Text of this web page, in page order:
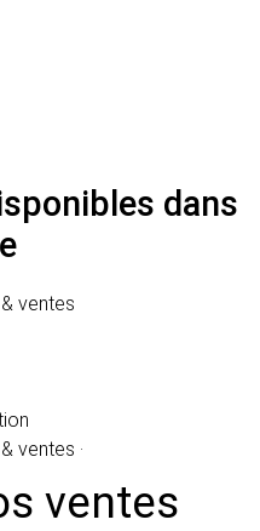
dans
ventes
ventes ·
ventes